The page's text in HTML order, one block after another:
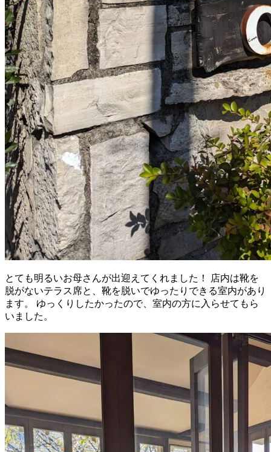
とても明るいお母さんが出迎えてくれました！ 店内は靴を
脱がないテラス席と、靴を脱いでゆったりできる室内があり
ます。 ゆっくりしたかったので、室内の方に入らせてもら
いました。